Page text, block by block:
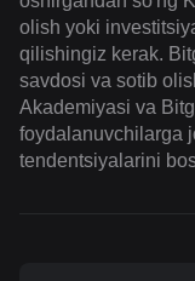
olish yoki
qilishingiz kerak.
savdosi va sotib
Akademiyasi va
foydalanuvchilarga
tendentsiyalarini